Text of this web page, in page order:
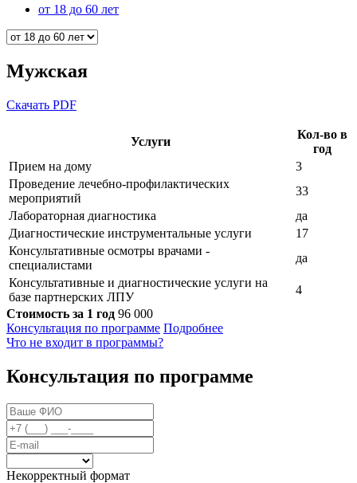
от 18 до 60 лет
Мужская
Скачать PDF
Услуги
Кол-во в
год
Прием на дому
3
Проведение лечебно-профилактических
мероприятий
33
Лабораторная диагностика
да
Диагностические инструментальные услуги
17
Консультативные осмотры врачами -
специалистами
да
Консультативные и диагностические услуги на
базе партнерских ЛПУ
4
Стоимость за 1 год 96 000
Консультация по программе Подробнее
Что не входит в программы?
Консультация по программе
Некорректный формат